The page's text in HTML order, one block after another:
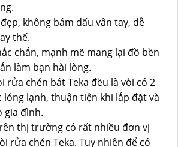
không bám dấu vân tay, dễ
thế.
chắn, mạnh mẽ mang lại đồ bền
làm bạn hài lòng.
rửa chén bát Teka đều là vòi có 2
lạnh, thuận tiện khi lắp đặt và
gia đình.
thị trường có rất nhiều đơn vị
rửa chén Teka. Tuy nhiên để có